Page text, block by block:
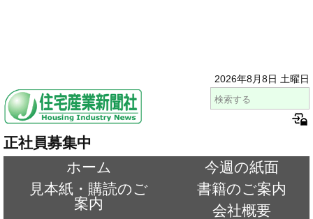
2026年8月8日 土曜日
正社員募集中
ホーム
今週の紙面
見本紙・購読のご
案内
書籍のご案内
会社概要